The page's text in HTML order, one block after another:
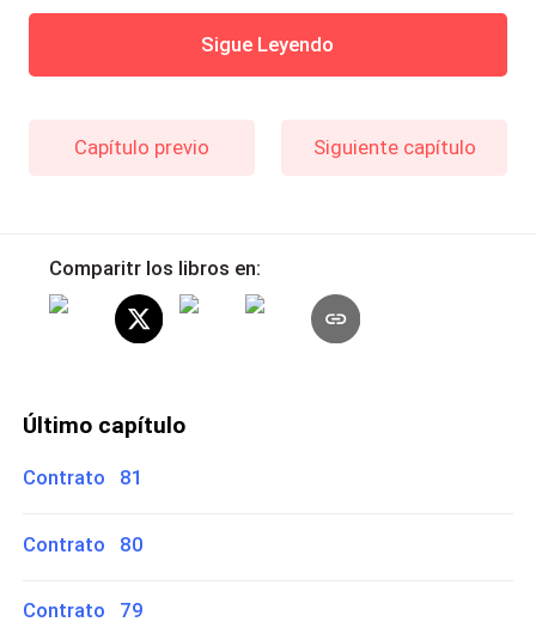
Sigue Leyendo
Capítulo previo Siguiente capítulo
Comparitr los libros en:
Último capítulo
Contrato 81
Contrato 80
Contrato 79